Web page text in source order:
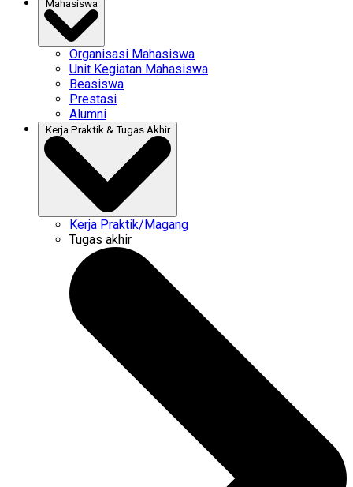
Organisasi Mahasiswa
Unit Kegiatan Mahasiswa
Beasiswa
Prestasi
Alumni
Kerja Praktik & Tugas Akhir
Kerja Praktik/Magang
Tugas akhir